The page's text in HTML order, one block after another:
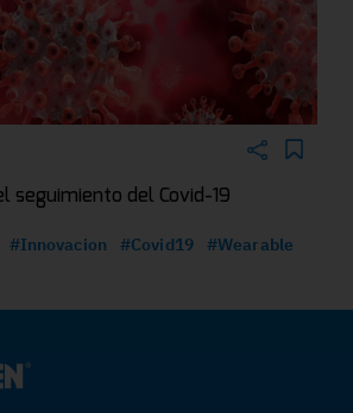
seguimiento del Covid-19
#Innovacion #Covid19 #Wearable